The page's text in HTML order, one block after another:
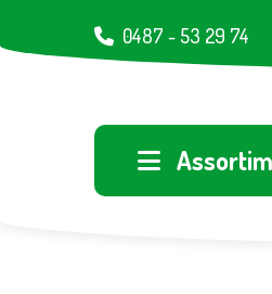
0487 - 53 29 74